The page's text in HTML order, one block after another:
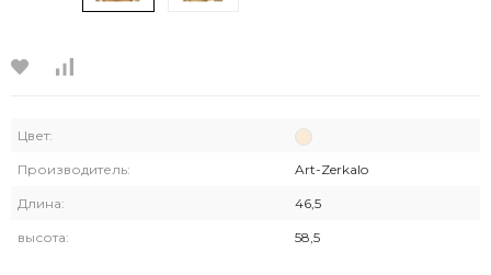
Цвет:
Производитель: Art-Zerkalo
Длина: 46,5
высота: 58,5